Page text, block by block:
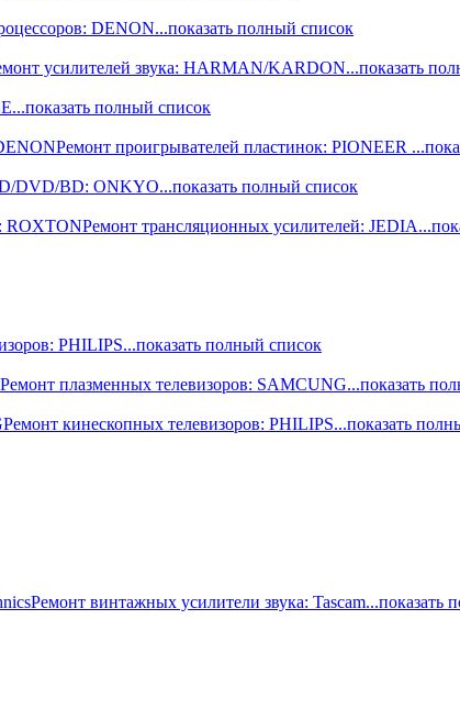
DENON...показать полный список
усилителей звука: HARMAN/KARDON...показать
...показать полный список
Ремонт проигрывателей пластинок: PIONEER
DVD/BD: ONKYO...показать полный список
ROXTONРемонт трансляционных усилителей: JEDIA
PHILIPS...показать полный список
Ремонт плазменных телевизоров: SAMCUNG...показать
Ремонт кинескопных телевизоров: PHILIPS...показать
Ремонт винтажных усилители звука: Tascam...показать